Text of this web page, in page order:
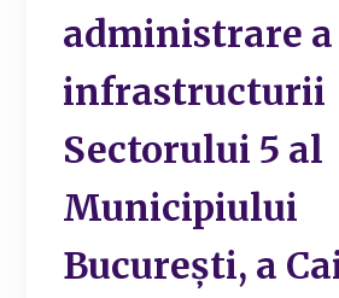
administrare a
infrastructurii
Sectorului 5 al
Municipiului
București, a